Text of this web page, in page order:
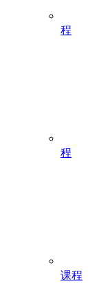
程
程
课程